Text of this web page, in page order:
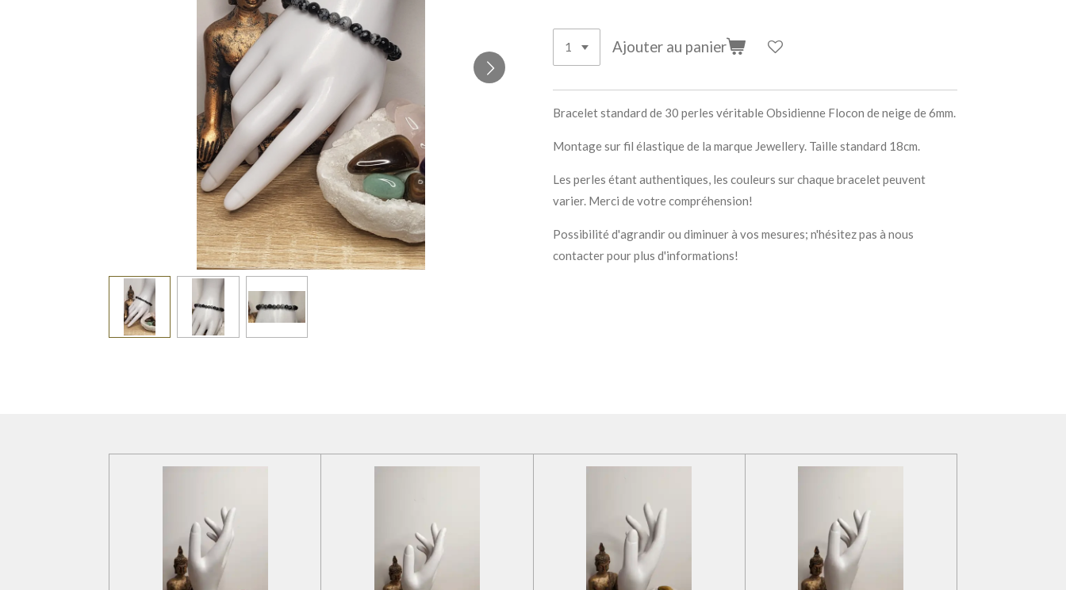
Ajouter au panier
Bracelet standard de 30 perles véritable Obsidienne Flocon de neige de 6mm.
Montage sur fil élastique de la marque Jewellery. Taille standard 18cm.
Les perles étant authentiques, les couleurs sur chaque bracelet peuvent
varier. Merci de votre compréhension!
Possibilité d'agrandir ou diminuer à vos mesures; n'hésitez pas à nous
contacter pour plus d'informations!